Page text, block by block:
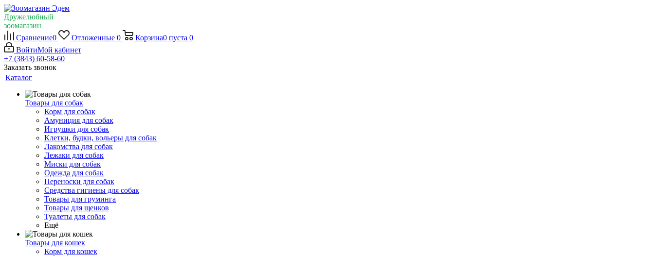
Дружелюбный
зоомагазин
Сравнение0 Отложенные 0 Корзина0 пуста 0
ВойтиМой кабинет
+7 (3843) 60-58-60
Заказать звонок
Каталог
Товары для собак
Корм для собак
Амуниция для собак
Игрушки для собак
Клетки, будки, вольеры для собак
Лакомства для собак
Лежаки для собак
Миски для собак
Одежда для собак
Переноски для собак
Средства гигиены для собак
Товары для груминга
Товары для щенков
Туалеты для собак
Ещё
Товары для кошек
Корм для кошек